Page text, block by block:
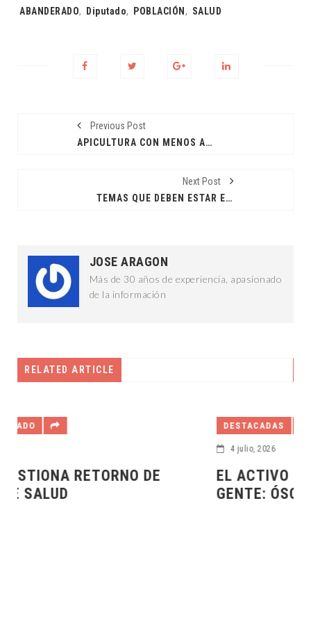
Tags:
ABANDERADO, Diputado, POBLACIÓN , SALUD
Previous Post
APICULTURA CON MENOS APOYOS: JCRM
Next Post
TEMAS QUE DEBEN ESTAR EN LA AGENDA PÚBLICA: VGH
JOSE ARAGON
Más de 30 años de experiencia, apasionado
de la información
RELATED ARTICLE
DESTACADAS
EL ACTIVO MÁS IMPORTANTE ES SU
GENTE: ÓSCAR BRITO